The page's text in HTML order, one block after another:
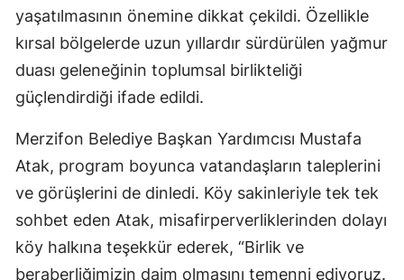
yaşatılmasının önemine dikkat çekildi. Özellikle
kırsal bölgelerde uzun yıllardır sürdürülen yağmur
duası geleneğinin toplumsal birlikteliği
güçlendirdiği ifade edildi.
Merzifon Belediye Başkan Yardımcısı Mustafa
Atak, program boyunca vatandaşların taleplerini
ve görüşlerini de dinledi. Köy sakinleriyle tek tek
sohbet eden Atak, misafirperverliklerinden dolayı
köy halkına teşekkür ederek, “Birlik ve
beraberliğimizin daim olmasını temenni ediyoruz.